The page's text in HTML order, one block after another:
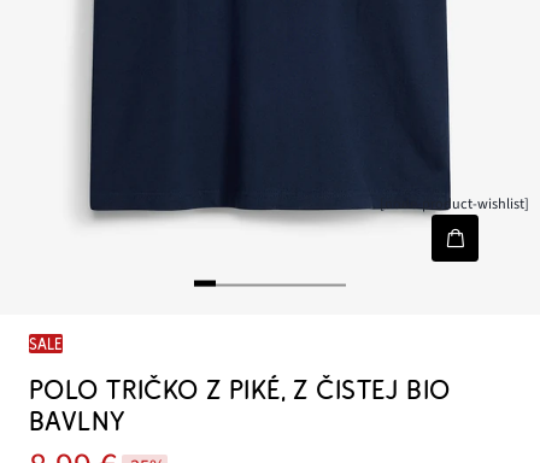
[node-product-wishlist]
SALE
POLO TRIČKO Z PIKÉ, Z ČISTEJ BIO
BAVLNY